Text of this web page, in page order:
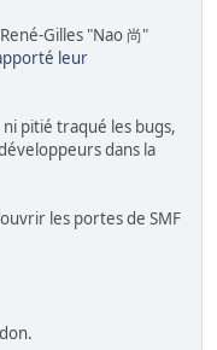
Gilles "Nao 尚"
leur
pitié traqué les bugs,
dans la
les portes de SMF